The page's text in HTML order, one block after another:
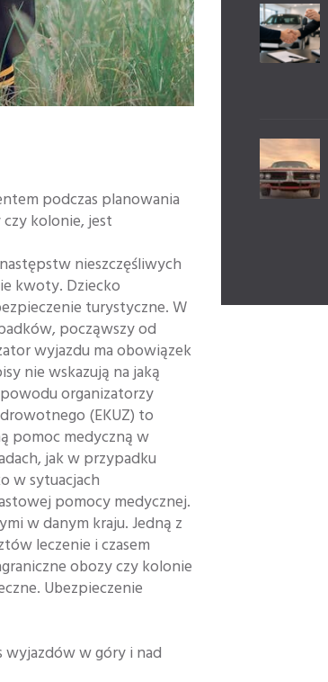
podczas planowania
kolonie, jest
nieszczęśliwych
kwoty. Dziecko
turystyczne. W
począwszy od
wyjazdu ma obowiązek
nie wskazują na jaką
organizatorzy
(EKUZ) to
pomoc medyczną w
jak w przypadku
w sytuacjach
pomocy medycznej.
w danym kraju. Jedną z
leczenie i czasem
obozy czy kolonie
Ubezpieczenie
w góry i nad